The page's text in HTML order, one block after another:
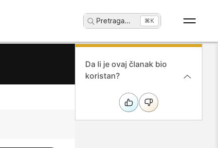
Pretraga... ⌘K
Da li je ovaj članak bio
koristan?